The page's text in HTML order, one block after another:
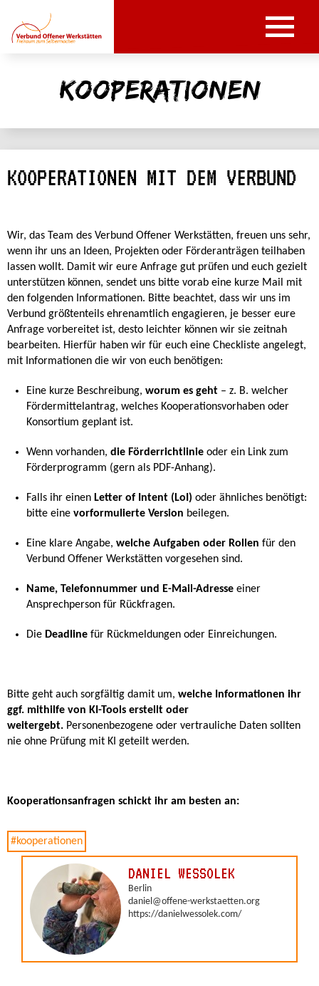
Kooperationen
KOOPERATIONEN MIT DEM VERBUND
Wir, das Team des Verbund Offener Werkstätten, freuen uns sehr,
wenn ihr uns an Ideen, Projekten oder Förderanträgen teilhaben
lassen wollt. Damit wir eure Anfrage gut prüfen und euch gezielt
unterstützen können, sendet uns bitte vorab eine kurze Mail mit
den folgenden Informationen. Bitte beachtet, dass wir uns im
Verbund größtenteils ehrenamtlich engagieren, je besser eure
Anfrage vorbereitet ist, desto leichter können wir sie zeitnah
bearbeiten. Hierfür haben wir für euch eine Checkliste angelegt,
mit Informationen die wir von euch benötigen:
Eine kurze Beschreibung, worum es geht – z. B. welcher
Fördermittelantrag, welches Kooperationsvorhaben oder
Konsortium geplant ist.
Wenn vorhanden, die Förderrichtlinie oder ein Link zum
Förderprogramm (gern als PDF-Anhang).
Falls ihr einen Letter of Intent (LoI) oder ähnliches benötigt:
bitte eine vorformulierte Version beilegen.
Eine klare Angabe, welche Aufgaben oder Rollen für den
Verbund Offener Werkstätten vorgesehen sind.
Name, Telefonnummer und E-Mail-Adresse einer
Ansprechperson für Rückfragen.
Die Deadline für Rückmeldungen oder Einreichungen.
Bitte geht auch sorgfältig damit um, welche Informationen ihr
ggf. mithilfe von KI-Tools erstellt oder
weitergebt. Personenbezogene oder vertrauliche Daten sollten
nie ohne Prüfung mit KI geteilt werden.
Kooperationsanfragen schickt ihr am besten an: